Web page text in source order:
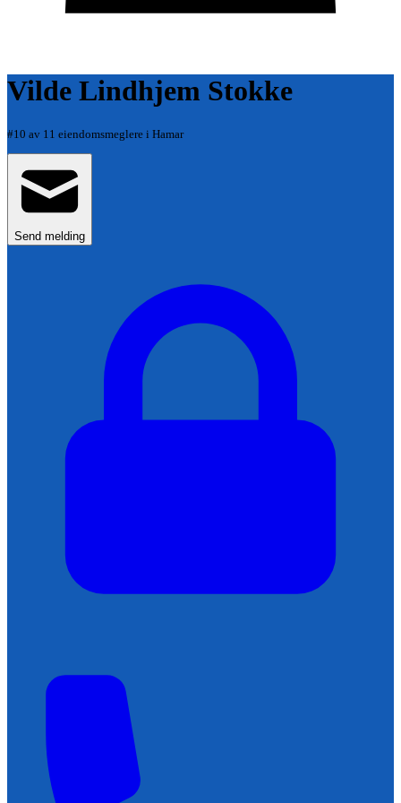
Vilde Lindhjem Stokke
#10 av 11 eiendomsmeglere i Hamar
Send melding